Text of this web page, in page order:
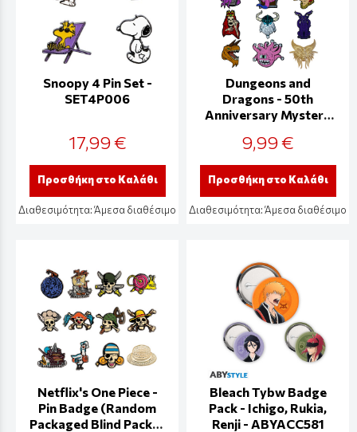
Snoopy 4 Pin Set -
SET4P006
17,99 €
Προσθήκη στο Καλάθι
Διαθεσιμότητα:Άμεσα διαθέσιμο
Dungeons and
Dragons - 50th
Anniversary Mystery
Blind Pack) - HAS-
DUN16
9,99 €
Προσθήκη στο Καλάθι
Διαθεσιμότητα:Άμεσα διαθέσιμο
Netflix's One Piece -
Pin Badge (Random
Packaged Blind Pack) -
Bleach Tybw Badge
Pack - Ichigo, Rukia,
Renji - ABYACC581